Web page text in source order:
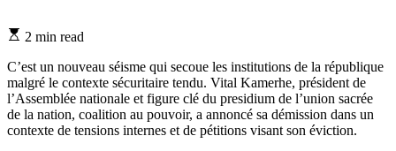
Estimated
time
2 min read
C’est un nouveau séisme qui secoue les institutions de la république
malgré le contexte sécuritaire tendu. Vital Kamerhe, président de
l’Assemblée nationale et figure clé du presidium de l’union sacrée
de la nation, coalition au pouvoir, a annoncé sa démission dans un
contexte de tensions internes et de pétitions visant son éviction.